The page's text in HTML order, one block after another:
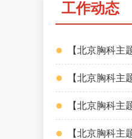
工作动态
【北京胸科主
【北京胸科
【北京胸科
【北京胸科